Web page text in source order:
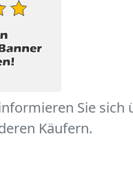
Sie sich
Käufern.